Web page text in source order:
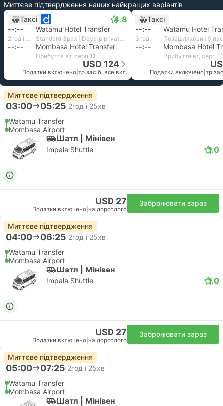
Миттєве підтвердження наших найкращих варіантів
Таксі
4.8
--:-- Watamu Hotel Transfer
2год і 36хв Standard 3pax | Daytrip private transfer with English speaking driver
--:-- Mombasa Hotel Transfer
Прибуття вт, серп 11
USD 124
Податки включено тр.засіб, все вкл.
Таксі
--:--
Watamu Hotel
3год
--:-- Mombasa Hotel
Прибуття вт, серп 11
Податки включено
Миттєве підтвердження
03:00 05:25 2год і 25хв
Watamu Transfer
Mombasa Airport
Шатл | Мiнiвен
Impala Shuttle 1.0
USD 27
Податки включено на дорослого
Забронювати зараз
Миттєве підтвердження
04:00 06:25 2год і 25хв
Watamu Transfer
Mombasa Airport
Шатл | Мiнiвен
Impala Shuttle 1.0
USD 27
Податки включено на дорослого
Забронювати зараз
Миттєве підтвердження
05:00 07:25 2год і 25хв
Watamu Transfer
Mombasa Airport
Шатл | Мiнiвен